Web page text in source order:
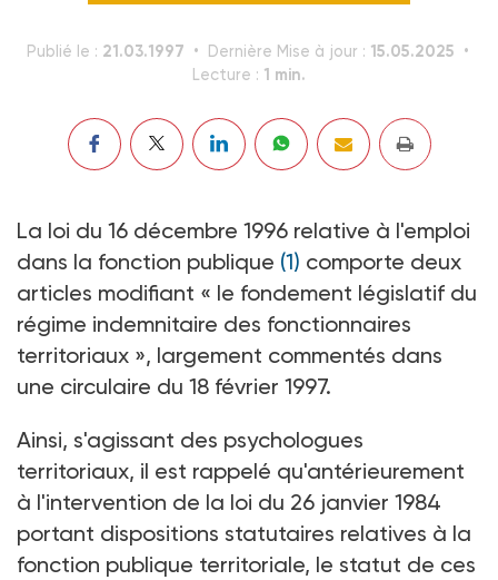
Publié le : 21.03.1997 Dernière Mise à jour : 15.05.2025
Lecture : 1 min.
La loi du 16 décembre 1996 relative à l'emploi
dans la fonction publique (1) comporte deux
articles modifiant « le fondement législatif du
régime indemnitaire des fonctionnaires
territoriaux », largement commentés dans
une circulaire du 18 février 1997.
Ainsi, s'agissant des psychologues
territoriaux, il est rappelé qu'antérieurement
à l'intervention de la loi du 26 janvier 1984
portant dispositions statutaires relatives à la
fonction publique territoriale, le statut de ces